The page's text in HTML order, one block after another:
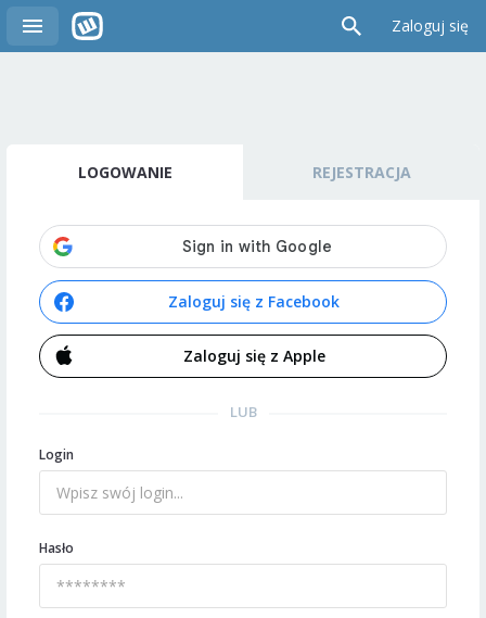
Zaloguj się
LOGOWANIE REJESTRACJA
Zaloguj się z Facebook
Zaloguj się z Apple
LUB
Login
Hasło